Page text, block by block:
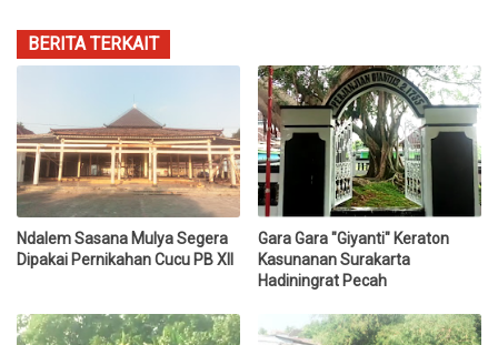
BERITA TERKAIT
Ndalem Sasana Mulya Segera
Dipakai Pernikahan Cucu PB XII
Gara Gara "Giyanti" Keraton
Kasunanan Surakarta
Hadiningrat Pecah